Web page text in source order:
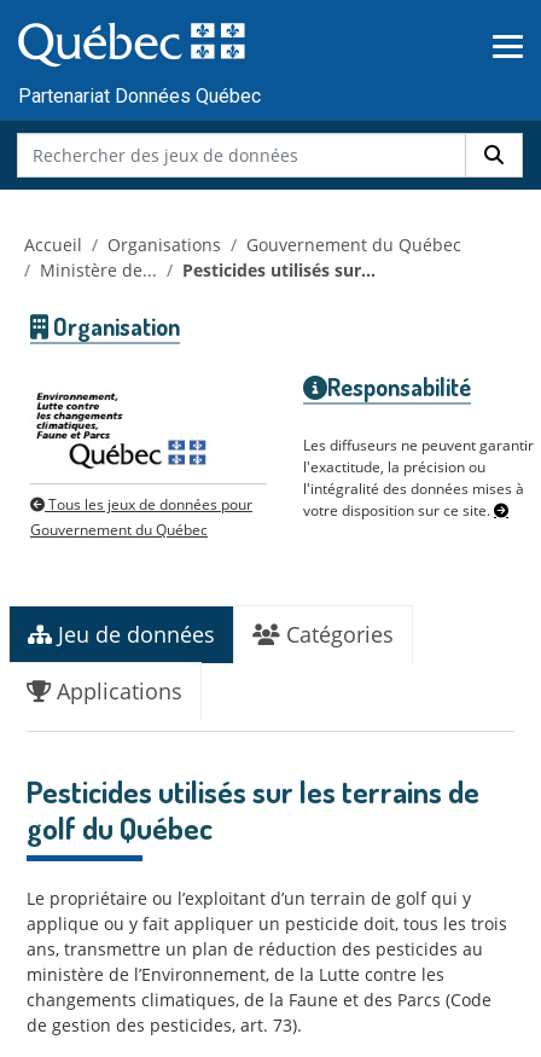
au
contenu
Partenariat Données Québec
Accueil Organisations
Gouvernement du Québec
Ministère de...
Pesticides utilisés sur...
Organisation
Tous les jeux de données pour
Gouvernement du Québec
Responsabilité
Les diffuseurs ne peuvent garantir
l'exactitude, la précision ou
l'intégralité des données mises à
votre disposition sur ce site.
Jeu de données
Catégories
Applications
Pesticides utilisés sur les terrains de
golf du Québec
Le propriétaire ou l’exploitant d’un terrain de golf qui y
applique ou y fait appliquer un pesticide doit, tous les trois
ans, transmettre un plan de réduction des pesticides au
ministère de l’Environnement, de la Lutte contre les
changements climatiques, de la Faune et des Parcs (Code
de gestion des pesticides, art. 73).